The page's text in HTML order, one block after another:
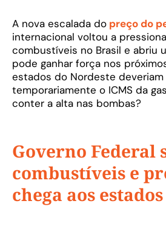
A nova escalada do preço do
internacional voltou a
combustíveis no Brasil e abriu
pode ganhar força nos
estados do Nordeste deveriam
temporariamente o ICMS da
conter a alta nas bombas?
Governo Federal
combustíveis e
chega aos estados